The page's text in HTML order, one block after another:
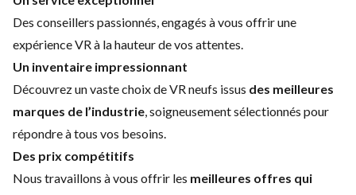
Des conseillers passionnés, engagés à vous offrir une
expérience VR à la hauteur de vos attentes.
Un inventaire impressionnant
Découvrez un vaste choix de VR neufs issus des meilleures
marques de l’industrie, soigneusement sélectionnés pour
répondre à tous vos besoins.
Des prix compétitifs
Nous travaillons à vous offrir les meilleures offres qui